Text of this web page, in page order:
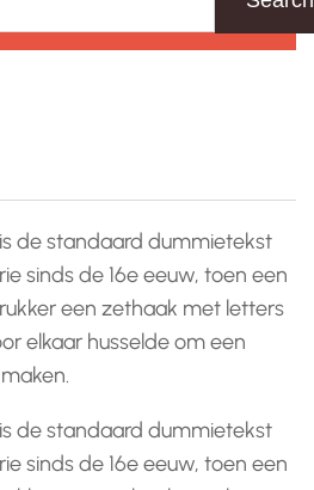
de standaard dummietekst
sinds de 16e eeuw, toen een
een zethaak met letters
elkaar husselde om een
de standaard dummietekst
sinds de 16e eeuw, toen een